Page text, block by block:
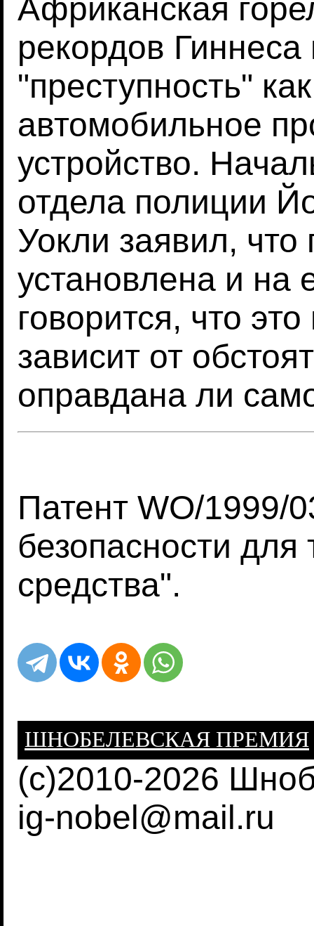
Африканская
рекордов Гиннеса
"преступность"
автомобильное
устройство.
отдела полиции
Уокли заявил, что
установлена и на
говорится, что
зависит от
оправдана ли
Патент WO/1999/
безопасности для
средства".
ШНОБЕЛЕВСКАЯ ПРЕМИЯ
(c)2010-2026
ig-nobel@mail.ru